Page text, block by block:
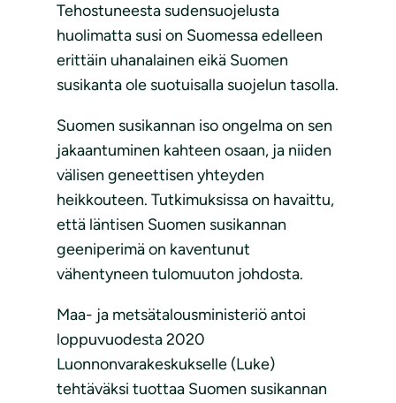
Tehostuneesta sudensuojelusta
huolimatta susi on Suomessa edelleen
erittäin uhanalainen eikä Suomen
susikanta ole suotuisalla suojelun tasolla.
Suomen susikannan iso ongelma on sen
jakaantuminen kahteen osaan, ja niiden
välisen geneettisen yhteyden
heikkouteen. Tutkimuksissa on havaittu,
että läntisen Suomen susikannan
geeniperimä on kaventunut
vähentyneen tulomuuton johdosta.
Maa- ja metsätalousministeriö antoi
loppuvuodesta 2020
Luonnonvarakeskukselle (Luke)
tehtäväksi tuottaa Suomen susikannan